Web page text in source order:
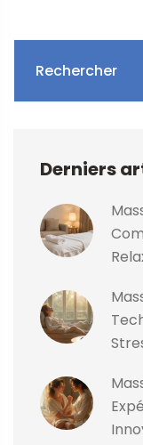
Rechercher
Derniers